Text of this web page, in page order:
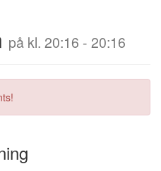
på kl. 20:16 - 20:16